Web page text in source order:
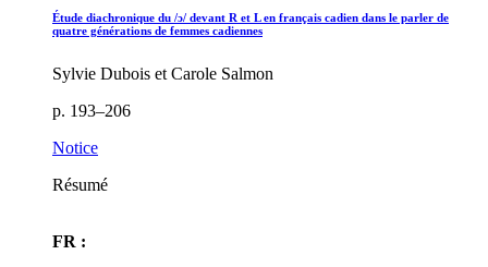
Étude diachronique du /ɔ/ devant R et L en français cadien dans le parler de
quatre générations de femmes cadiennes
Sylvie Dubois et Carole Salmon
p. 193–206
Notice
Résumé
FR :